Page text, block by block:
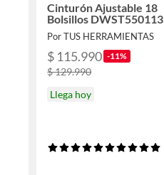
Cinturón Ajustable 18
Bolsillos DWST550113
Por TUS HERRAMIENTAS
$ 115.990 -11%
$ 129.990
Llega hoy